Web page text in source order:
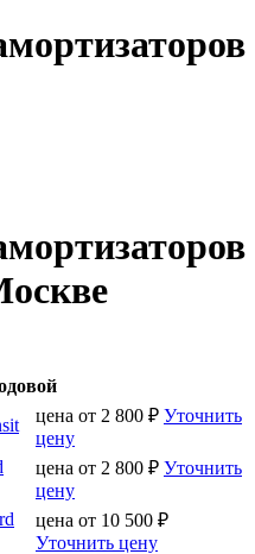
цена от 2 800 ₽ Уточнить
цену
цена от 2 800 ₽ Уточнить
цену
цена от 10 500 ₽
Уточнить цену